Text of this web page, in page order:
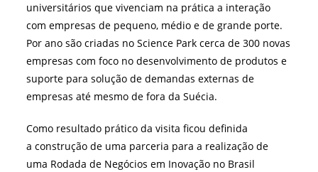
universitários que vivenciam na prática a interação
com empresas de pequeno, médio e de grande porte.
Por ano são criadas no Science Park cerca de 300 novas
empresas com foco no desenvolvimento de produtos e
suporte para solução de demandas externas de
empresas até mesmo de fora da Suécia.
Como resultado prático da visita ficou definida
a construção de uma parceria para a realização de
uma Rodada de Negócios em Inovação no Brasil